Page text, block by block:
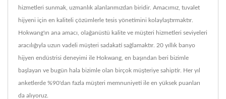
hizmetleri sunmak, uzmanlık alanlarımızdan biridir. Amacımız, tuvalet
hijyeni için en kaliteli çözümlerle tesis yönetimini kolaylaştırmaktır.
Hokwang'ın ana amacı, olağanüstü kalite ve müşteri hizmetleri seviyeleri
aracılığıyla uzun vadeli müşteri sadakati sağlamaktır. 20 yıllık banyo
hijyen endüstrisi deneyimi ile Hokwang, en başından beri bizimle
başlayan ve bugün hala bizimle olan birçok müşteriye sahiptir. Her yıl
anketlerde %90'dan fazla müşteri memnuniyeti ile en yüksek puanları
da alıyoruz.